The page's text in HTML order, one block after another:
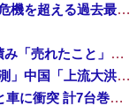
【韓国株】 7月のKOSPI 28.9％下落…通貨危機を超える過去最大の下げ幅
中国、止められないEV製造 売れず在庫山積み「売れたこと」にして補助金を騙し取る事案を思いつきが横行
中国「台風接近！」台風13号「三峡直撃予測」中国「上流大洪水！（三峡上流」中国都市「8/5の映像（動画」三峡ダム「緊急放流（決壊危機」中国「下流大水害（震え声」→
韓国人インフルエンサー(49)、日本で次々と車に衝突 計7台巻き込み 八王子